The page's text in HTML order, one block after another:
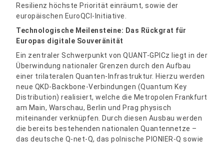
Resilienz höchste Priorität einräumt, sowie der
europäischen EuroQCI-Initiative.
Technologische Meilensteine: Das Rückgrat für
Europas digitale Souveränität
Ein zentraler Schwerpunkt von QUANT-GPICz liegt in der
Überwindung nationaler Grenzen durch den Aufbau
einer trilateralen Quanten-Infrastruktur. Hierzu werden
neue QKD-Backbone-Verbindungen (Quantum Key
Distribution) realisiert, welche die Metropolen Frankfurt
am Main, Warschau, Berlin und Prag physisch
miteinander verknüpfen. Durch diesen Ausbau werden
die bereits bestehenden nationalen Quantennetze –
das deutsche Q-net-Q, das polnische PIONIER-Q sowie